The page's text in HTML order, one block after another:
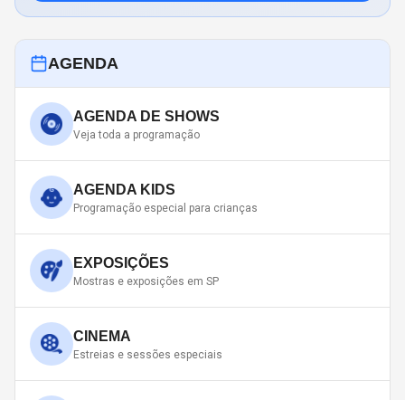
AGENDA
AGENDA DE SHOWS
Veja toda a programação
AGENDA KIDS
Programação especial para crianças
EXPOSIÇÕES
Mostras e exposições em SP
CINEMA
Estreias e sessões especiais